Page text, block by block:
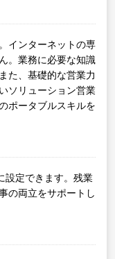
インターネットの専
。業務に必要な知識
た、基礎的な営業力
ソリューション営業
ポータブルスキルを
設定できます。残業
の両立をサポートし